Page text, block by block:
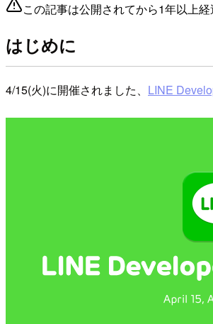
この記事は公開されてから1年以上
はじめに
4/15(火)に開催されました、 LINE